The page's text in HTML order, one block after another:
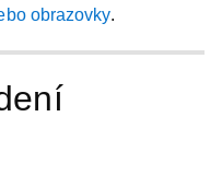
obrazovky.